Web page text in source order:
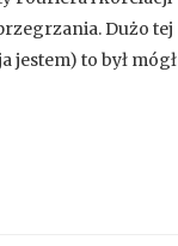
Dużo tej
jestem) to był mógł